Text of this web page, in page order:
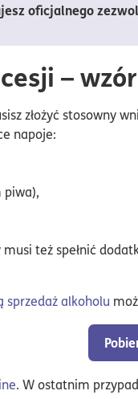
oficjalnego
–
złożyć stosowny
napoje:
piwa),
też spełnić
alkoholu
. W ostatnim